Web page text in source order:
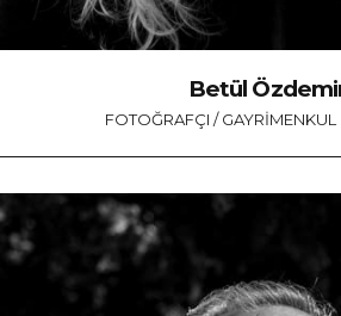
Betül
FOTOĞRAFÇI /